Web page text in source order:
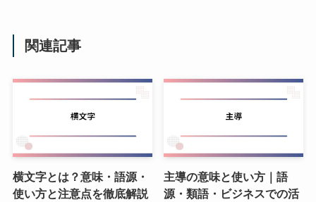
関連記事
横文字とは？意味・語源・
使い方と注意点を徹底解説
主導の意味と使い方｜語
源・類語・ビジネスでの活